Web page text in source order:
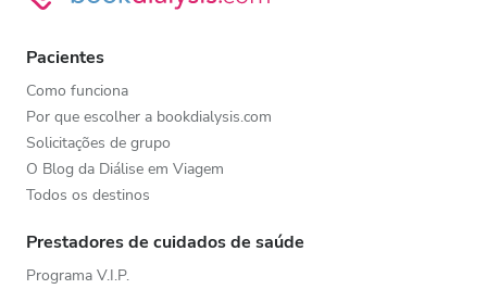
Pacientes
Como funciona
Por que escolher a bookdialysis.com
Solicitações de grupo
O Blog da Diálise em Viagem
Todos os destinos
Prestadores de cuidados de saúde
Programa V.I.P.